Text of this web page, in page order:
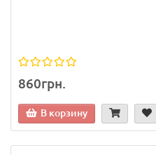
860грн.
В корзину